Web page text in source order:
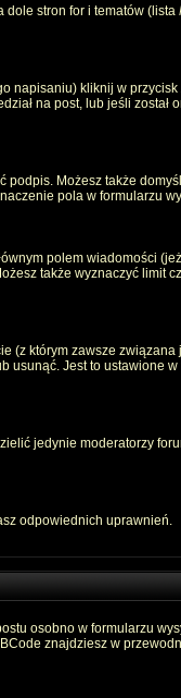
dole stron for i tematów (lista
napisaniu) kliknij w przycisk
na post, lub jeśli został
podpis. Możesz także
pola w formularzu
polem wiadomości
także wyznaczyć limit
(z którym zawsze
usunąć. Jest to ustawione
jedynie moderatorzy
odpowiednich uprawnień.
osobno w formularzu
znajdziesz w